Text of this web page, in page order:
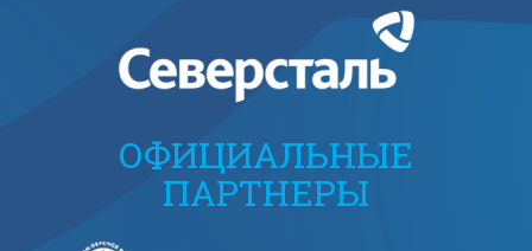
ОФИЦИАЛЬНЫЕ
ПАРТНЕРЫ